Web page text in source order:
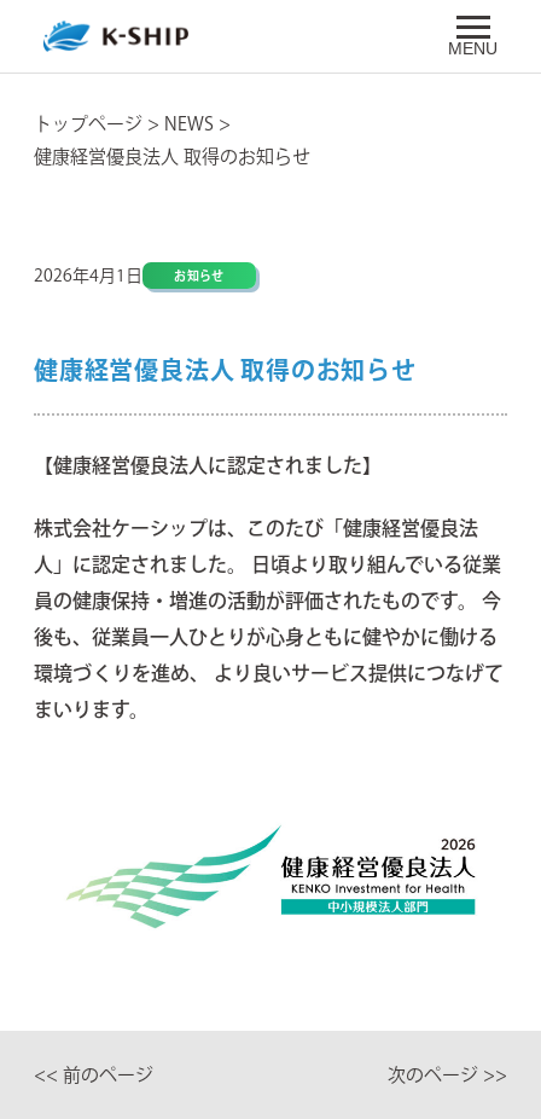
MENU
トップページ > NEWS >
健康経営優良法人 取得のお知らせ
2026年4月1日 お知らせ
健康経営優良法人 取得のお知らせ
【健康経営優良法人に認定されました】
株式会社ケーシップは、このたび「健康経営優良法
人」に認定されました。 日頃より取り組んでいる従業
員の健康保持・増進の活動が評価されたものです。 今
後も、従業員一人ひとりが心身ともに健やかに働ける
環境づくりを進め、 より良いサービス提供につなげて
まいります。
<< 前のページ 次のページ >>